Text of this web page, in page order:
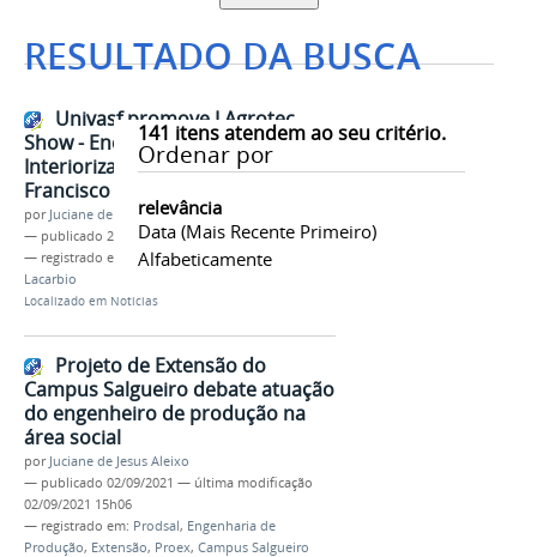
RESULTADO DA BUSCA
141 itens atendem ao seu critério.
Ordenar por
relevância
Data (mais Recente Primeiro)
Alfabeticamente
Univasf promove I Agrotec
Show - Encontro de Carcinicultura
Interiorizada do Vale do São
Francisco de 8 a 10 de junho
por Juciane de Jesus Aleixo
— publicado 27/05/2022
— registrado em:
Proex,Evento,Carcinicultura
Lacarbio
Localizado em Notícias
Projeto de Extensão do
Campus Salgueiro debate atuação
do engenheiro de produção na
área social
por Juciane de Jesus Aleixo
— publicado 02/09/2021 — última modificação
02/09/2021 15h06
— registrado em: Prodsal, Engenharia de
Produção, Extensão, Proex, Campus Salgueiro